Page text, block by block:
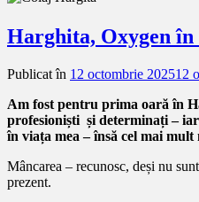
Harghita, Oxygen în
Publicat în 12 octombrie 202512
Am fost pentru prima oară în
profesioniști și determinați – iar
în viața mea – însă cel mai
Mâncarea – recunosc, deși nu
prezent.